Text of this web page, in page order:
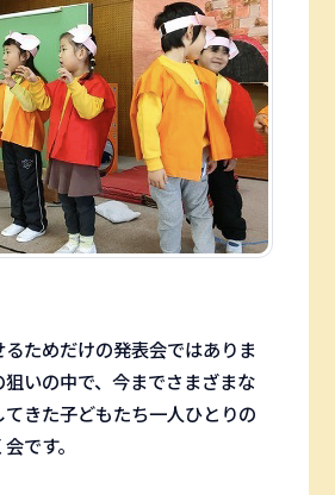
ためだけの発表会ではありま
いの中で、今までさまざまな
きた子どもたち一人ひとりの
です。